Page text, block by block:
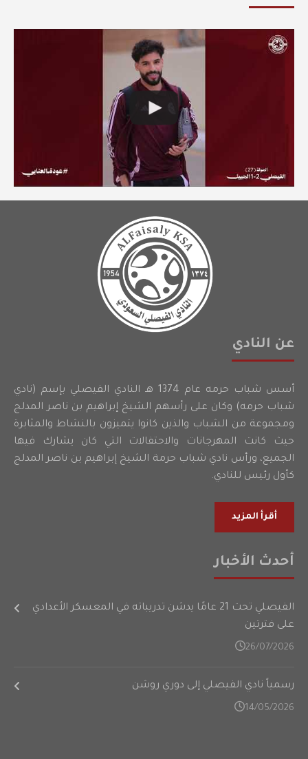
عن النادي
أسس شباب حرمه عام 1374 هـ النادي الفيصلي بإسم (نادي
شباب حرمه) وكان على رأسهم الشيخ إبراهيم بن ناصر المدلج
ومجموعة من الشباب والذين كانوا يتميزون بالنشاط والمثابرة
حيث كانت المهرجانات والاحتفالات التي كان يشارك فيها
الجميع، ورأس نادي شباب حرمة الشيخ إبراهيم بن ناصر المدلج
كأول رئيس للنادي.
أقرأ المزيد
أحدث الأخبار
الفيصلي تحت 21 عامًا يدشن تدريباته في المعسكر الأعدادي
على فترتين
26/07/2026
رسمياً نادي الفيصلي إلى دوري روشن
14/05/2026